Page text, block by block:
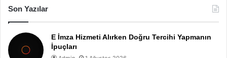
Son Yazılar
E İmza Hizmeti Alırken Doğru Tercihi Yapmanın
İpuçları